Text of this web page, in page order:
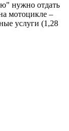
нужно отдать
мотоцикле –
услуги (1,28